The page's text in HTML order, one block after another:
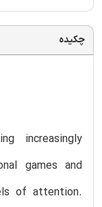
چکیده
increasingly
games and
of attention.